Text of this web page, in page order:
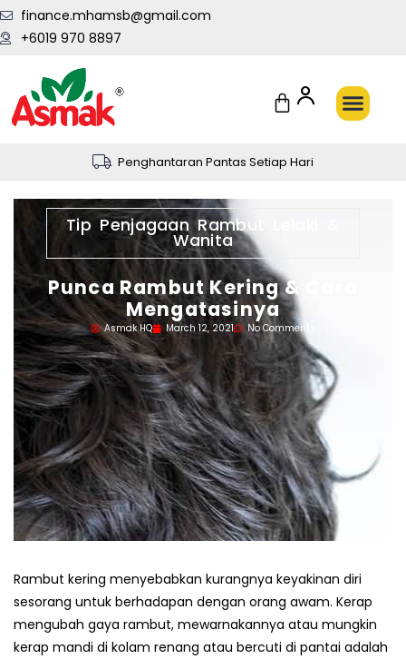
+6019 970 8897
finance.mhamsb@gmail.com
Penghantaran Pantas Setiap Hari
Tip Penjagaan Rambut Lelaki &
Wanita
Punca Rambut Kering & Cara
Mengatasinya
Asmak HQ March 12, 2021 No Comments
Rambut kering menyebabkan kurangnya keyakinan diri
sesorang untuk berhadapan dengan orang awam. Kerap
mengubah gaya rambut, mewarnakannya atau mungkin
kerap mandi di kolam renang atau bercuti di pantai adalah